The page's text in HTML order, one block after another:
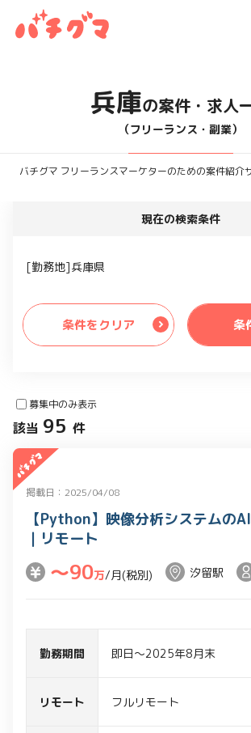
兵庫の案件・求人
（フリーランス・副業）
バチグマ フリーランスマーケターのための案件紹
現在の検索条件
[勤務地]兵庫県
条件をクリア 条
該当 95 件
募集中のみ表示
掲載日：2025/04/08
【Python】映像分析システムの
｜リモート
〜90万/月(税別) 汐留駅
勤務期間 即日～2025年8月末
リモート フルリモート